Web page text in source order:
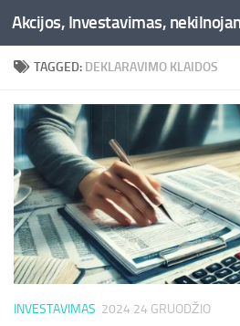
Skip to content
TAGGED: DEKLARAVIMO KLAIDOS
INVESTAVIMAS 2024 24 GRUODŽIO